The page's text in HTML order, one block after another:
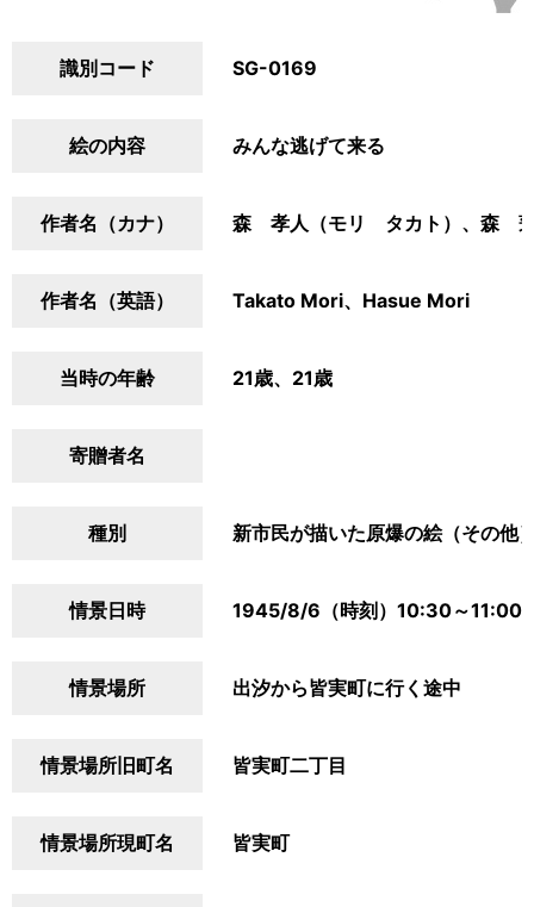
識別コード SG-0169
絵の内容 みんな逃げて来る
作者名（カナ） 森 孝人（モリ タカト）、森
作者名（英語） Takato Mori、Hasue Mori
当時の年齢 21歳、21歳
寄贈者名
種別 新市民が描いた原爆の絵（その他
情景日時 1945/8/6（時刻）10:30～11:00
情景場所 出汐から皆実町に行く途中
情景場所旧町名 皆実町二丁目
情景場所現町名 皆実町